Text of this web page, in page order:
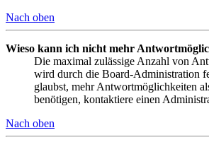
Nach oben
Wieso kann ich nicht mehr
Die maximal zulässige Anzahl von
wird durch die Board-Administration
glaubst, mehr Antwortmöglichkeiten
benötigen, kontaktiere einen
Nach oben